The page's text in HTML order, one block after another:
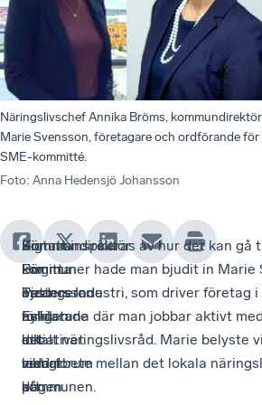
Näringslivschef Annika Bröms,
Marie Svensson, företagare och ordförande
SME-kommitté.
Foto: Anna Hedensjö Johansson
Sigtuna
kommun
arrangerade
nyligen
ett
ledarforum
på
Kommundirektör
Birgitta
Pettersson
förklarade
initiativet
med
dagen.
–
För
oss
är
det
viktigt
att
För att inspireras av hur det kan gå
kommuner hade man bjudit in Marie
Tjeders Industri, som driver företag i
Eskilstuna där man jobbar aktivt
lokalt näringslivsråd. Marie belyste
samarbete mellan det lokala
kommunen.